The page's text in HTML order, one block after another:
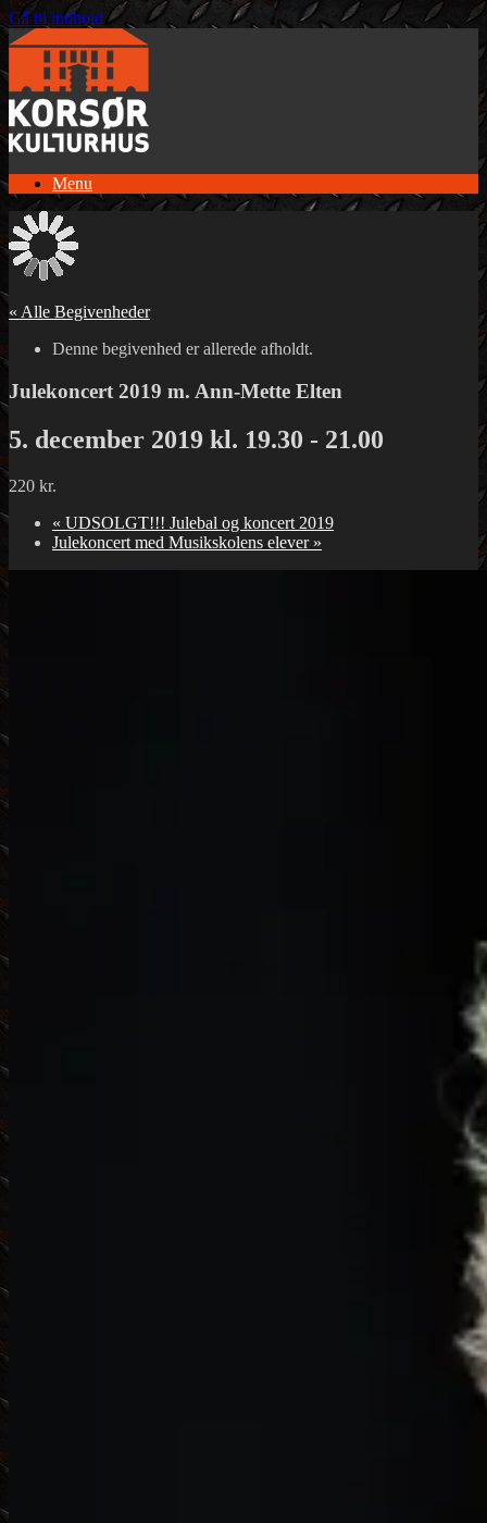
Gå til indhold
Menu
« Alle Begivenheder
Denne begivenhed er allerede afholdt.
Julekoncert 2019 m. Ann-Mette Elten
5. december 2019 kl. 19.30 - 21.00
220 kr.
« UDSOLGT!!! Julebal og koncert 2019
Julekoncert med Musikskolens elever »